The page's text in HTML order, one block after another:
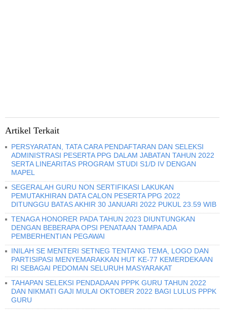
Artikel Terkait
PERSYARATAN, TATA CARA PENDAFTARAN DAN SELEKSI
ADMINISTRASI PESERTA PPG DALAM JABATAN TAHUN 2022
SERTA LINEARITAS PROGRAM STUDI S1/D IV DENGAN
MAPEL
SEGERALAH GURU NON SERTIFIKASI LAKUKAN
PEMUTAKHIRAN DATA CALON PESERTA PPG 2022
DITUNGGU BATAS AKHIR 30 JANUARI 2022 PUKUL 23.59 WIB
TENAGA HONORER PADA TAHUN 2023 DIUNTUNGKAN
DENGAN BEBERAPA OPSI PENATAAN TAMPA ADA
PEMBERHENTIAN PEGAWAI
INILAH SE MENTERI SETNEG TENTANG TEMA, LOGO DAN
PARTISIPASI MENYEMARAKKAN HUT KE-77 KEMERDEKAAN
RI SEBAGAI PEDOMAN SELURUH MASYARAKAT
TAHAPAN SELEKSI PENDADAAN PPPK GURU TAHUN 2022
DAN NIKMATI GAJI MULAI OKTOBER 2022 BAGI LULUS PPPK
GURU